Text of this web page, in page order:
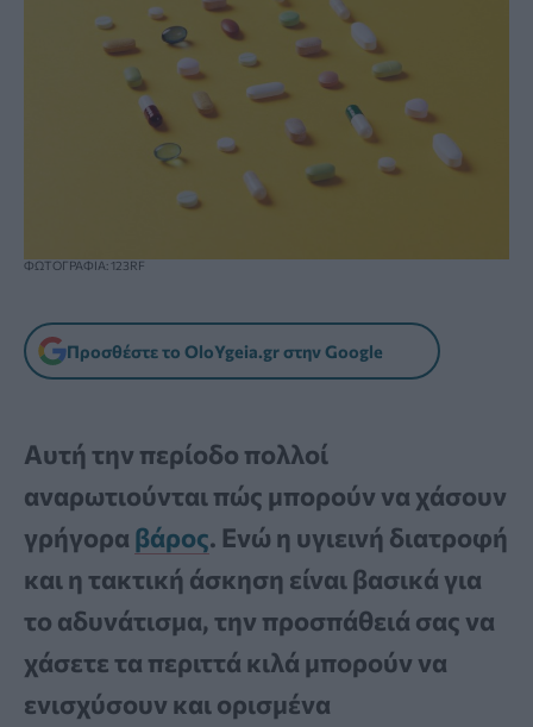
ΦΩΤΟΓΡΑΦΙΑ: 123RF
Προσθέστε το OloYgeia.gr στην Google
Αυτή την περίοδο πολλοί
αναρωτιούνται πώς μπορούν να χάσουν
γρήγορα βάρος. Ενώ η υγιεινή διατροφή
και η τακτική άσκηση είναι βασικά για
το αδυνάτισμα, την προσπάθειά σας να
χάσετε τα περιττά κιλά μπορούν να
ενισχύσουν και ορισμένα